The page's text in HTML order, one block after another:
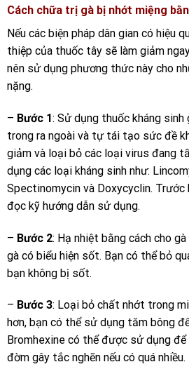
Cách chữa trị gà bị nhớt miệng
Nếu các biện pháp dân gian có hiệu
thiệp của thuốc tây sẽ làm giảm
nên sử dụng phương thức này cho
nặng.
– Bước 1: Sử dụng thuốc kháng
trong ra ngoài và tự tái tạo sức đề
giảm và loại bỏ các loại virus đang
dụng các loại kháng sinh như:
Spectinomycin và Doxycyclin. Trước
đọc kỹ hướng dẫn sử dụng.
– Bước 2: Hạ nhiệt bằng cách cho
gà có biểu hiện sốt. Bạn có thể bỏ
bạn không bị sốt.
– Bước 3: Loại bỏ chất nhớt trong
hơn, bạn có thể sử dụng tăm bông
Bromhexine có thể được sử dụng để
đờm gây tắc nghẽn nếu có quá nhiều.